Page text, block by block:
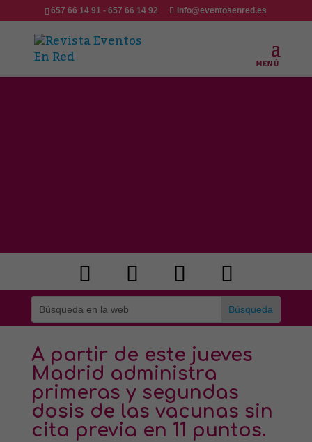
657 66 14 91 - 657 66 14 92 Info@eventosenred.es
A partir de este jueves
Madrid administra
primeras y segundas
dosis de las vacunas sin
cita previa en 11 puntos.